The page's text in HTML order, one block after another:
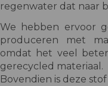
regenwater dat naar
We hebben ervoor
produceren met
omdat het veel
gerecycled materiaal.
Bovendien is deze